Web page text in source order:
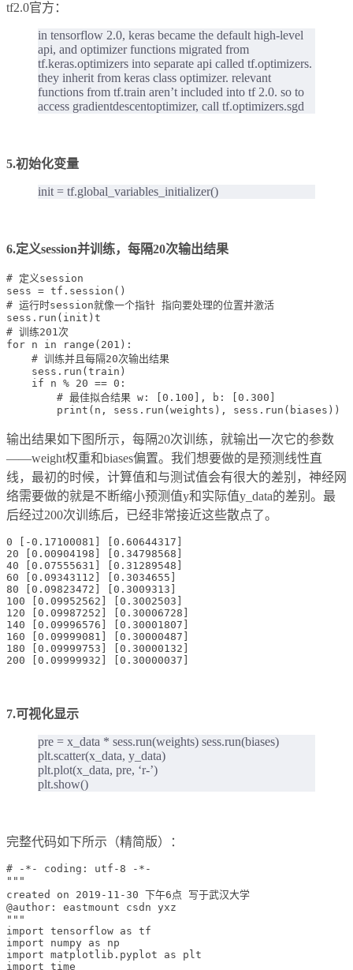
tf2.0官方：
in tensorflow 2.0, keras became the default high-level
api, and optimizer functions migrated from
tf.keras.optimizers into separate api called tf.optimizers.
they inherit from keras class optimizer. relevant
functions from tf.train aren’t included into tf 2.0. so to
access gradientdescentoptimizer, call tf.optimizers.sgd
5.初始化变量
init = tf.global_variables_initializer()
6.定义session并训练，每隔20次输出结果
# 定义session
sess = tf.session()
# 运行时session就像一个指针 指向要处理的位置并激活
sess.run(init)t
# 训练201次
for n in range(201):
    # 训练并且每隔20次输出结果
    sess.run(train)
    if n % 20 == 0:
        # 最佳拟合结果 w: [0.100], b: [0.300]
输出结果如下图所示，每隔20次训练，就输出一次它的参数
——weight权重和biases偏置。我们想要做的是预测线性直
线，最初的时候，计算值和与测试值会有很大的差别，神经网
络需要做的就是不断缩小预测值y和实际值y_data的差别。最
后经过200次训练后，已经非常接近这些散点了。
0 [-0.17100081] [0.60644317]
20 [0.00904198] [0.34798568]
40 [0.07555631] [0.31289548]
60 [0.09343112] [0.3034655]
80 [0.09823472] [0.3009313]
100 [0.09952562] [0.3002503]
120 [0.09987252] [0.30006728]
140 [0.09996576] [0.30001807]
160 [0.09999081] [0.30000487]
180 [0.09999753] [0.30000132]
7.可视化显示
pre = x_data * sess.run(weights) sess.run(biases)
plt.scatter(x_data, y_data)
plt.plot(x_data, pre, ‘r-’)
plt.show()
完整代码如下所示（精简版）：
# -*- coding: utf-8 -*-
"""
created on 2019-11-30 下午6点 写于武汉大学
@author: eastmount csdn yxz
"""
import tensorflow as tf
import numpy as np
import matplotlib.pyplot as plt
import time